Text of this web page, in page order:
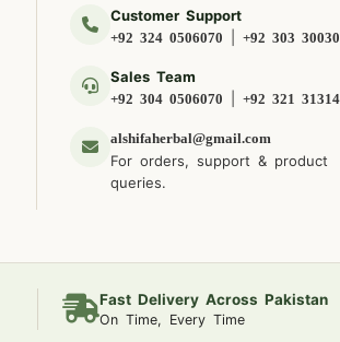
Customer Support
+92 324 0506070 |+92 303
Sales Team
+92 304 0506070 |+92 321
alshifaherbal@gmail.com
For orders, support & product
queries.
Fast Delivery Across Pakistan
On Time, Every Time